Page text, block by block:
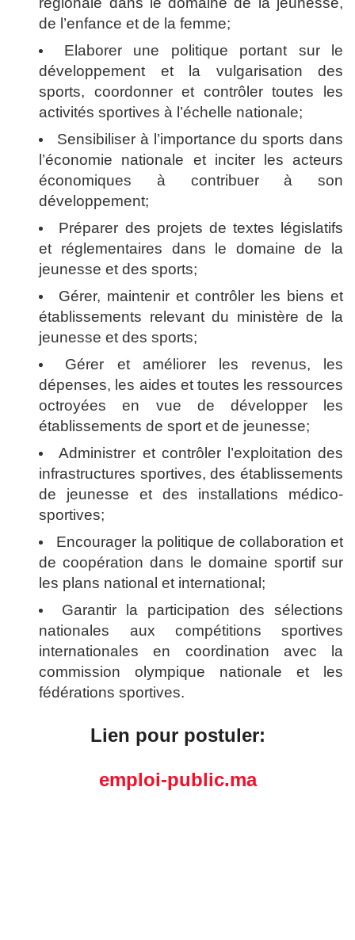
de l’enfance et de la femme;
Elaborer une politique portant sur le
développement et la vulgarisation des
sports, coordonner et contrôler toutes les
activités sportives à l’échelle nationale;
Sensibiliser à l’importance du sports dans
l’économie nationale et inciter les acteurs
économiques à contribuer à son
développement;
Préparer des projets de textes législatifs
et réglementaires dans le domaine de la
jeunesse et des sports;
Gérer, maintenir et contrôler les biens et
établissements relevant du ministère de la
jeunesse et des sports;
Gérer et améliorerles revenus, les
dépenses, les aides et toutes les ressources
octroyées en vue de développer les
établissements de sport et de jeunesse;
Administrer et contrôler
l’exploitation des
infrastructures sportives, des établissements
de jeunesse et des installations médico-
sportives;
Encourager la politique de collaboration et
de coopération dans le domaine sportif sur
les plans national et international;
Garantir la participationdes sélections
nationales aux compétitions sportives
internationales en coordination avec la
commission olympique nationale et les
fédérations sportives.
Lien pour postuler:
emploi-public.ma